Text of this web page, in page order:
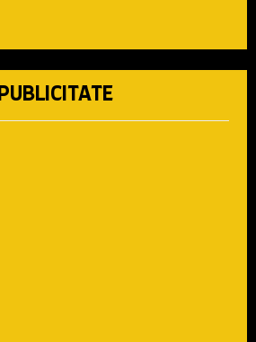
PUBLICITATE